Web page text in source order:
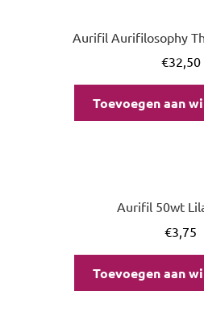
Aurifil Aurifilosophy
€32,50
Toevoegen aan
Aurifil 50wt
€3,75
Toevoegen aan